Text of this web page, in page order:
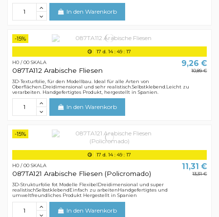
In den Warenkorb
-15%
17 d. 14:49 :16
H0 / 00 SKALA
087TA112 Arabische Fliesen
9,26 €
10,89 €
3D-Texturfolie, für den Modellbau. Ideal für alle Arten von
Oberflächen.Dreidimensional und sehr realistisch.Selbstklebend.Leicht zu
verarbeiten. Handgefertigtes Produkt, hergestellt in Spanien.
In den Warenkorb
-15%
17 d. 14:49 :16
H0 / 00 SKALA
087TA121 Arabische Fliesen (Policromado)
11,31 €
13,31 €
3D-Strukturfolie fot Modelle FlexibelDreidimensional und super
realistischSelbstklebendEinfach zu arbeitenHandgefertigtes und
umweltfreundliches Produkt Hergestellt in Spanien
In den Warenkorb